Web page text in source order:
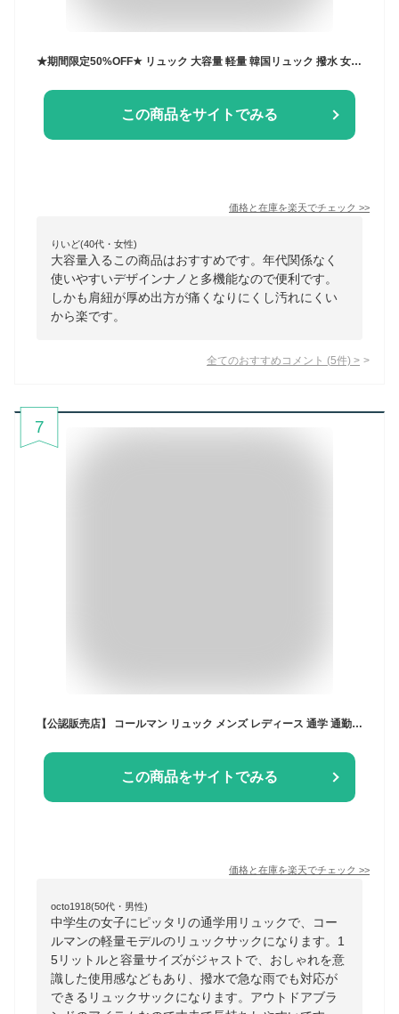
★期間限定50%OFF★ リュック 大容量 軽量 韓国リュック 撥水 女の子 通学学生 通勤 出張 バックパック ナイロン 耐摩耗 防水 レディース メンズ リュックサック 韓国 おしゃれ 男女兼用 高校生 中学生 A4サイズ 15.6インチPC パック 多収納 多機能
この商品をサイトでみる
価格と在庫を楽天でチェック >>
りいど(40代・女性)
大容量入るこの商品はおすすめです。年代関係なく
使いやすいデザインナノと多機能なので便利です。
しかも肩紐が厚め出方が痛くなりにくし汚れにくい
から楽です。
全てのおすすめコメント (5件) >
7
【公認販売店】 コールマン リュック メンズ レディース 通学 通勤 キッズ 女の子 男の子 男子 女子 Coleman 15L 軽量 軽い 大人 おしゃれ 中学生 リュックサック ブランド A4 小さい 15リットル デイパック 撥水 ウォーカー15
この商品をサイトでみる
価格と在庫を楽天でチェック >>
octo1918(50代・男性)
中学生の女子にピッタリの通学用リュックで、コー
ルマンの軽量モデルのリュックサックになります。1
5リットルと容量サイズがジャストで、おしゃれを意
識した使用感などもあり、撥水で急な雨でも対応が
できるリュックサックになります。アウトドアブラ